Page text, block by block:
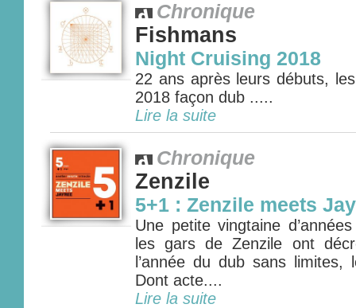
Chronique
Fishmans
Night Cruising 2018
22 ans après leurs débuts,
2018 façon dub .....
Lire la suite
Chronique
Zenzile
5+1 : Zenzile meets
Une petite vingtaine
les gars de Zenzile ont
l’année du dub sans
Dont acte....
Lire la suite